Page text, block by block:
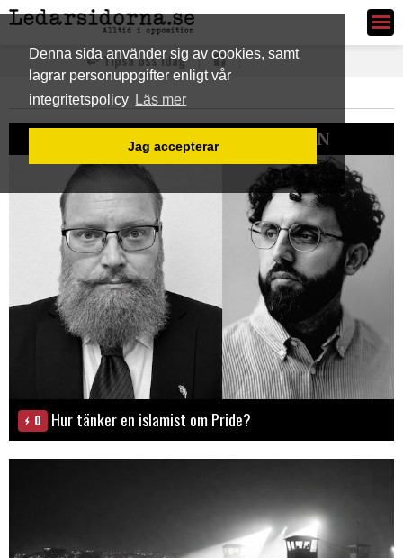
Denna sida använder sig av cookies, samt
lagrar personuppgifter enligt vår
integritetspolicy Läs mer
Jag accepterar
Ledarsidorna.se
Tipsa oss idag
HETAST SENASTE VECKAN
0 Hur tänker en islamist om Pride?